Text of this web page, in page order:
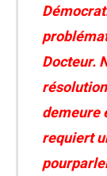
Docteur.
demeure
requiert